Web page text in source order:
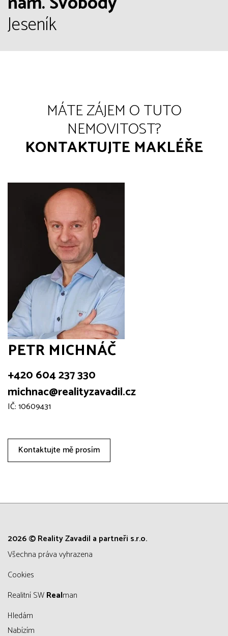
Jeseník
MÁTE ZÁJEM O TUTO
NEMOVITOST?
KONTAKTUJTE MAKLÉŘE
PETR MICHNÁČ
+420 604 237 330
michnac@realityzavadil.cz
IČ: 10609431
Kontaktujte mě prosím
2026 © Reality Zavadil a partneři s.r.o.
všechna práva vyhrazena
Cookies
Realitní SWRealman
Hledám
Nabízím